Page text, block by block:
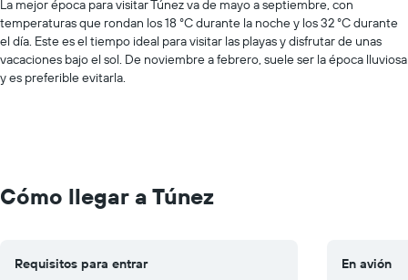
Range:
0
to
250.
La mejor época para visitar Túnez va de mayo a septiembre, con
temperaturas que rondan los 18 °C durante la noche y los 32 °C durante
el día. Este es el tiempo ideal para visitar las playas y disfrutar de unas
vacaciones bajo el sol. De noviembre a febrero, suele ser la época lluviosa
y es preferible evitarla.
Cómo llegar a Túnez
Requisitos para entrar
En avión